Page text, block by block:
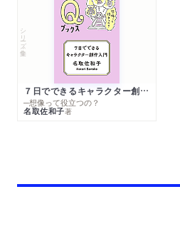
シリーズ・全集
７日でできるキャラクター創作入門
─想像って役立つの？
名取佐和子著